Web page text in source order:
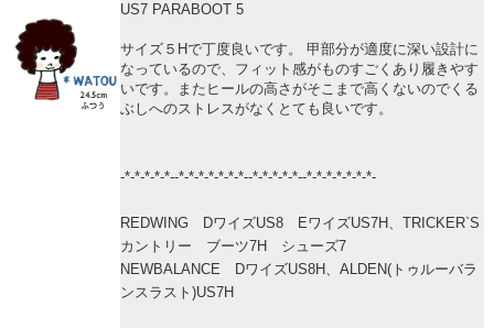
US7 PARABOOT 5
サイズ５Hで丁度良いです。 甲部分が適度に深い設計に
なっているので、フィット感がものすごくあり履きやす
いです。またヒールの高さがそこまで高くないのでくる
ぶしへのストレスがなくとても良いです。
-*-*-*-*-*--*-*-*-*-*-*-*--*-*-*-*-*--*-*-*-*-*-*-*-
REDWING DワイズUS8 EワイズUS7H、TRICKER`S
カントリー ブーツ7H シューズ7
NEWBALANCE DワイズUS8H、ALDEN(トゥルーバラ
ンスラスト)US7H